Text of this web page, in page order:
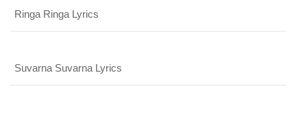
Ringa Ringa Lyrics
Suvarna Suvarna Lyrics